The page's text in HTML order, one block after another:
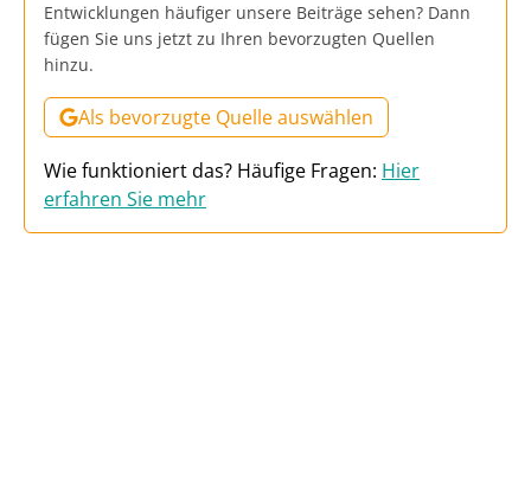
Entwicklungen häufiger unsere Beiträge sehen? Dann
fügen Sie uns jetzt zu Ihren bevorzugten Quellen
hinzu.
Als bevorzugte Quelle auswählen
Wie funktioniert das? Häufige Fragen: Hier
erfahren Sie mehr